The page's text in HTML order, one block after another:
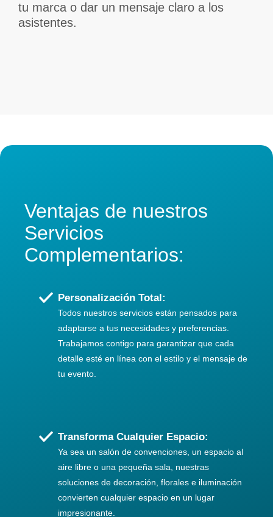
tu marca o dar un mensaje claro a los
asistentes.
Ventajas de nuestros
Servicios
Complementarios:
Personalización Total:
Todos nuestros servicios están pensados para
adaptarse a tus necesidades y preferencias.
Trabajamos contigo para garantizar que cada
detalle esté en línea con el estilo y el mensaje de
tu evento.
Transforma Cualquier Espacio:
Ya sea un salón de convenciones, un espacio al
aire libre o una pequeña sala, nuestras
soluciones de decoración, florales e iluminación
convierten cualquier espacio en un lugar
impresionante.